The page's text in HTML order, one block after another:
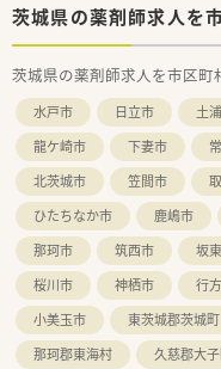
ります
≪充実した福利厚
■産育休は法定通
宅に郵送するなど、
■復職後も子ども
短勤務が可能です
※通院休暇（妊娠
もあります。
■夏季休暇や年末年
れなかった有給休暇
があります。
■ドナー貢献する際
間の介護休暇制度
■そのほか、団体総
生サービスや社内
茨城県の薬剤師求人を
茨城県の薬剤師求人を市区町
水戸市 日立市 土
龍ケ崎市
下妻市
北茨城市
笠間市
ひたちなか市
鹿嶋市
那珂市
筑西市 坂
桜川市
神栖市 行
小美玉市
東茨城郡茨城町
那珂郡東海村
久慈郡大